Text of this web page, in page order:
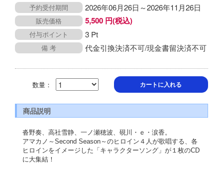
予約受付期間 2026年06月26日～2026年11月26日
販売価格 5,500 円(税込)
付与ポイント 3 Pt
備 考 代金引換決済不可/現金書留決済不可
数量： カートに入れる
商品説明
沓野奏、高社雪静、一ノ瀬穂波、硯川・ｅ・涙香。
アマカノ～Second Season～のヒロイン４人が歌唱する、各
ヒロインをイメージした「キャラクターソング」が１枚のCD
に大集結！